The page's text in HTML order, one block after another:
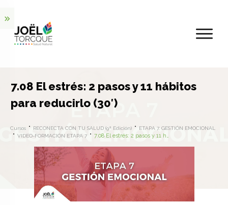
7.08 El estrés: 2 pasos y 11 hábitos
para reducirlo (30′)
Cursos RECONECTA CON TU SALUD (9ª Edición)
ETAPA 7. GESTIÓN EMOCIONAL
VIDEO-FORMACIÓN ETAPA 7
7.08 El estrés: 2 pasos y 11 hábitos para reducirlo (30′)